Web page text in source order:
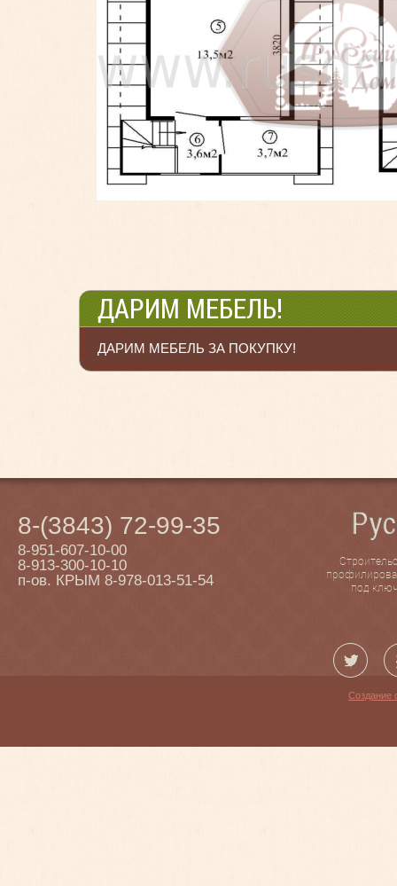
ДАРИМ МЕБЕЛЬ!
ДАРИМ МЕБЕЛЬ ЗА ПОКУПКУ!
под
Создание
8-(3843) 72-99-35
8-951-607-10-00
8-913-300-10-10
п-ов. КРЫМ 8-978-013-51-54